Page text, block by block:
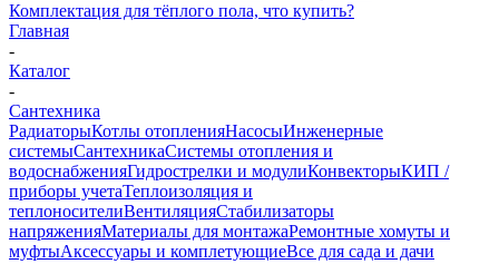
Комплектация для тёплого пола, что купить?
Главная
-
Каталог
-
Сантехника
РадиаторыКотлы отопленияНасосыИнженерные
системыСантехникаСистемы отопления и
водоснабженияГидрострелки и модулиКонвекторыКИП /
приборы учетаТеплоизоляция и
теплоносителиВентиляцияСтабилизаторы
напряженияМатериалы для монтажаРемонтные хомуты и
муфтыАксессуары и комплетующиеВсе для сада и дачи